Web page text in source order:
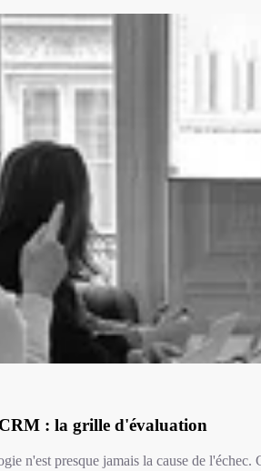
: la grille d'évaluation
n'est presque jamais la cause de